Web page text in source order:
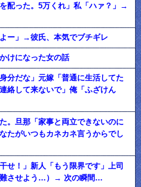
配った。5万くれ」私「ハァ？」→
ー」→彼氏、本気でブチギレ
けになった女の話
分だな」元嫁「普通に生活してた
絡して来ないで」俺「ふざけん
。旦那「家事と両立できないのに
たがいつもカネカネ言うからでし
せ！」新人「もう限界です」上司
難させよう…）→ 次の瞬間…